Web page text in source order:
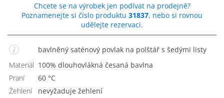
Chcete se na výrobek jen podívat na prodejně?
Poznamenejte si číslo produktu 31837, nebo si rovnou
udělejte rezervaci.
bavlněný saténový povlak na polštář s šedými listy
Materiál
100% dlouhovlákná česaná bavlna
Praní
60 °C
Žehlení
Nevyžaduje žehlení